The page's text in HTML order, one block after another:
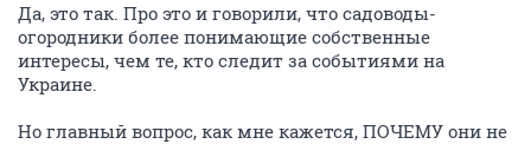
Да, это так. Про это и говорили, что садоводы-
огородники более понимающие собственные
интересы, чем те, кто следит за событиями на
Украине.
Но главный вопрос, как мне кажется, ПОЧЕМУ они не